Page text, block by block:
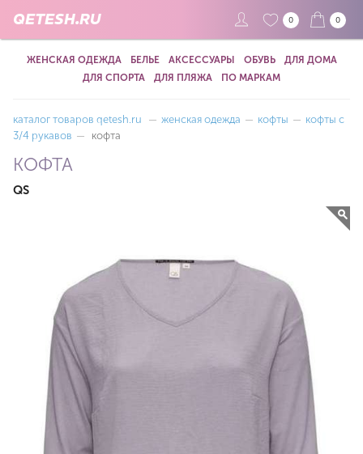
QETESH.RU 0 0
ЖЕНСКАЯ ОДЕЖДА БЕЛЬЕ АКСЕССУАРЫ ОБУВЬ
ДЛЯ ДОМА
ДЛЯ СПОРТА
ДЛЯ ПЛЯЖА ПО МАРКАМ
каталог товаров qetesh.ru — женская одежда — кофты — кофты с
3/4 рукавов — кофта
КОФТА
QS